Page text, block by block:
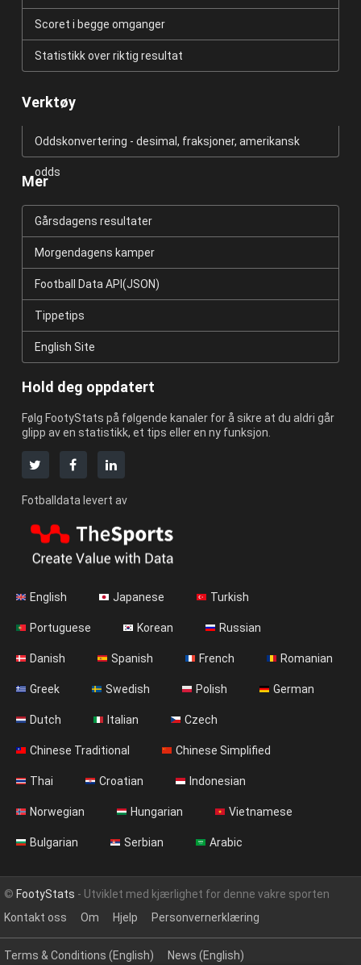
Scoret i begge omganger
Statistikk over riktig resultat
Verktøy
Oddskonvertering - desimal, fraksjoner, amerikansk
odds
Mer
Gårsdagens resultater
Morgendagens kamper
Football Data API(JSON)
Tippetips
English Site
Hold deg oppdatert
Følg FootyStats på følgende kanaler for å sikre at du aldri går
glipp av en statistikk, et tips eller en ny funksjon.
Fotballdata levert av
English Japanese Turkish
Portuguese Korean Russian
Danish Spanish French Romanian
Greek Swedish Polish German
Dutch Italian Czech
Chinese Traditional Chinese Simplified
Thai Croatian Indonesian
Norwegian Hungarian Vietnamese
Bulgarian Serbian Arabic
© FootyStats - Utviklet med kjærlighet for denne vakre sporten
Kontakt oss
Om Hjelp Personvernerklæring
Terms & Conditions (English) News (English)